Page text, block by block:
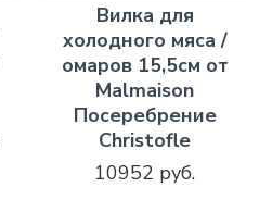
Вилка для
холодного мяса /
омаров 15,5см от
Malmaison
Посеребрение
Christofle
10952 руб.